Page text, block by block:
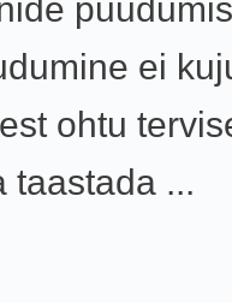
ei
ohtu
taastada ...